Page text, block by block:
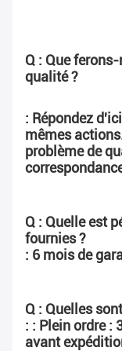
Q : Que
qualité ?
: Répondez
mêmes
problème de
Q : Quelle est
fournies ?
: 6 mois de
Q : Quelles
: : Plein ordre :
avant